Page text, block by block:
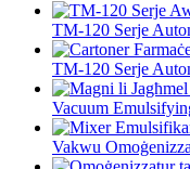
TM-120 Serje
TM-120 Serje
Vacuum
Vakwu